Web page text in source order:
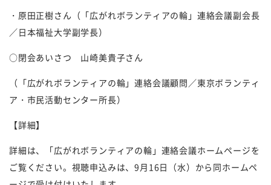
・原田正樹さん（「広がれボランティアの輪」連絡会議副会長
／日本福祉大学副学長）
○閉会あいさつ 山崎美貴子さん
（「広がれボランティアの輪」連絡会議顧問／東京ボランティ
ア・市民活動センター所長）
【詳細】
詳細は、「広がれボランティアの輪」連絡会議ホームページを
ご覧ください。視聴申込みは、9 月 16日（水）から同ホームペ